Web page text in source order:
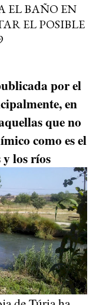
EL BAÑO EN
EL POSIBLE
por el
en
que no
como es el
y los ríos